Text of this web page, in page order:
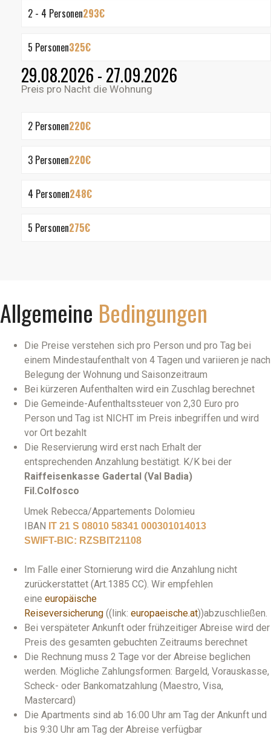
2 - 4 Personen293€
5 Personen325€
29.08.2026 - 27.09.2026
Preis pro Nacht die Wohnung
2 Personen220€
3 Personen220€
4 Personen248€
5 Personen275€
Allgemeine Bedingungen
Die Preise verstehen sich pro Person und pro Tag bei
einem Mindestaufenthalt von 4 Tagen und variieren je nach
Belegung der Wohnung und Saisonzeitraum
Bei kürzeren Aufenthalten wird ein Zuschlag berechnet
Die Gemeinde-Aufenthaltssteuer von 2,30 Euro pro
Person und Tag ist NICHT im Preis inbegriffen und wird
vor Ort bezahlt
Die Reservierung wird erst nach Erhalt der
entsprechenden Anzahlung bestätigt. K/K bei der
Raiffeisenkasse Gadertal (Val Badia)
Fil.Colfosco
Umek Rebecca/Appartements Dolomieu
IBAN IT 21 S 08010 58341 000301014013
SWIFT-BIC: RZSBIT21108
Im Falle einer Stornierung wird die Anzahlung nicht
zurückerstattet (Art.1385 CC). Wir empfehlen
eine europäische
Reiseversicherung ((link: europaeische.at))abzuschließen.
Bei verspäteter Ankunft oder frühzeitiger Abreise wird der
Preis des gesamten gebuchten Zeitraums berechnet
Die Rechnung muss 2 Tage vor der Abreise beglichen
werden. Mögliche Zahlungsformen: Bargeld, Vorauskasse,
Scheck- oder Bankomatzahlung (Maestro, Visa,
Mastercard)
Die Apartments sind ab 16:00 Uhr am Tag der Ankunft und
bis 9:30 Uhr am Tag der Abreise verfügbar